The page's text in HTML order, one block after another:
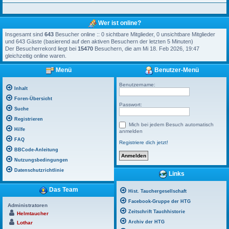
Wer ist online?
Insgesamt sind 643 Besucher online :: 0 sichtbare Mitglieder, 0 unsichtbare Mitglieder
und 643 Gäste (basierend auf den aktiven Besuchern der letzten 5 Minuten)
Der Besucherrekord liegt bei 15470 Besuchern, die am Mi 18. Feb 2026, 19:47
gleichzeitig online waren.
Menü
Inhalt
Foren-Übersicht
Suche
Registrieren
Hilfe
FAQ
BBCode-Anleitung
Nutzungsbedingungen
Datenschutzrichtlinie
Das Team
Administratoren
Helmtaucher
Lothar
Benutzer-Menü
Benutzername:
Passwort:
Mich bei jedem Besuch automatisch
anmelden
Registriere dich jetzt!
Links
Hist. Tauchergesellschaft
Facebook-Gruppe der HTG
Zeitschrift Tauchhistorie
Archiv der HTG